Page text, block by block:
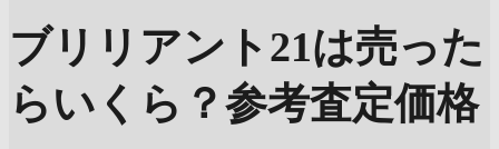
ブリリアント21は売った
らいくら？参考査定価格